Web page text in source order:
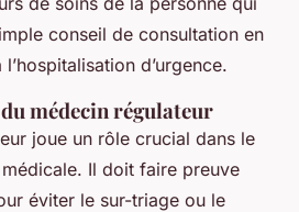
conseil de consultation en
d’urgence.
médecin régulateur
joue un rôle crucial dans le
médicale. Il doit faire preuve
éviter le sur-triage ou le